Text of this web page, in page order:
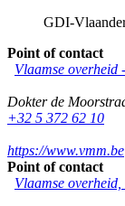
GDI-
Point of contact
Vlaamse overheid
Dokter de
+32 5 372 62 10
https://www.vmm.be
Point of contact
Vlaamse